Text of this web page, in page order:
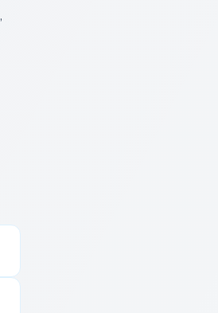
,